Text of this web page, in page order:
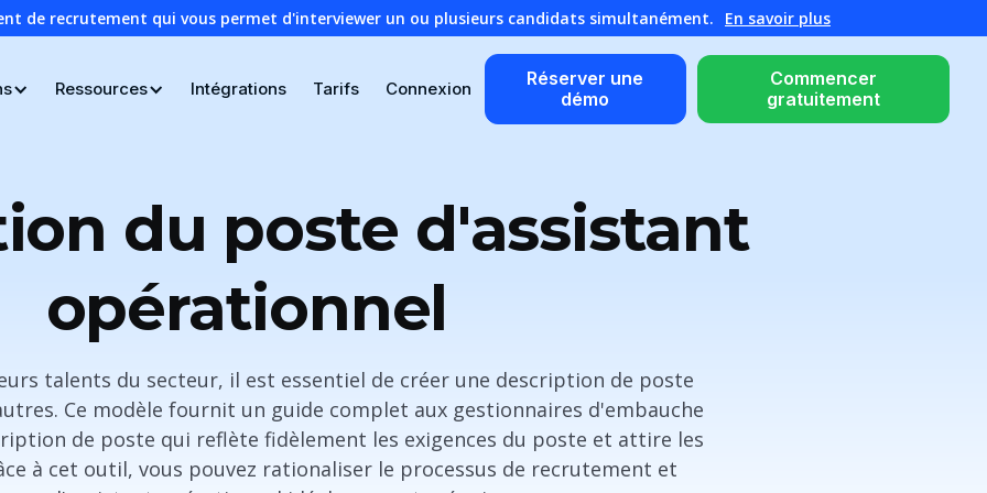
de recrutement qui vous permet d'interviewer un ou plusieurs candidats simultanément. En savoir plus
Ressources Intégrations Tarifs Connexion
Réserver une
démo
Commencer
gratuitement
du poste d'assistant
opérationnel
talents du secteur, il est essentiel de créer une description de poste
Ce modèle fournit un guide complet aux gestionnaires d'embauche
de poste qui reflète fidèlement les exigences du poste et attire les
à cet outil, vous pouvez rationaliser le processus de recrutement et